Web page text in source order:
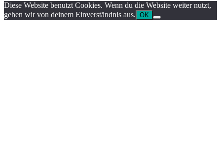
Diese Website benutzt Cookies. Wenn du die Website weiter nutzt,
gehen wir von deinem Einverständnis aus. OK